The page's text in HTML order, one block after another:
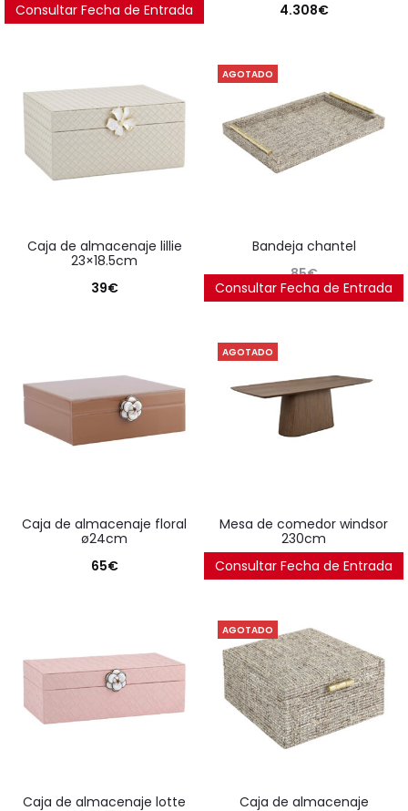
Consultar Fecha de Entrada
4.308€
caja de almacenaje lillie
23×18.5cm
39€
AGOTADO
bandeja chantel
85€
Consultar Fecha de Entrada
caja de almacenaje floral
ø24cm
65€
AGOTADO
mesa de comedor windsor
230cm
1.980€
Consultar Fecha de Entrada
caja de almacenaje lotte
AGOTADO
caja de almacenaje